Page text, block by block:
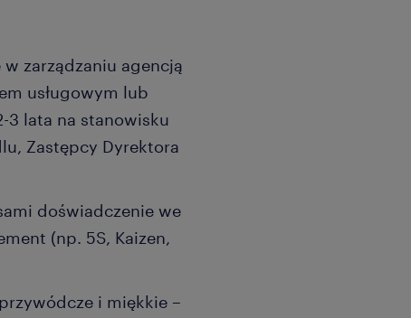
zarządzaniu agencją
usługowym lub
3 lata na stanowisku
Zastępcy Dyrektora
doświadczenie we
(np. 5S, Kaizen,
i miękkie –